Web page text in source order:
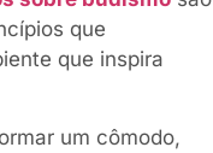
que
que inspira
um cômodo,